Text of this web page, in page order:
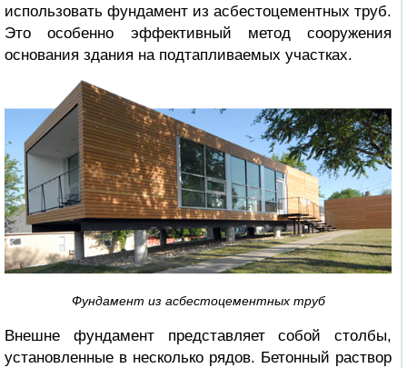
использовать фундамент из асбестоцементных труб.
Это особенно эффективный метод сооружения
основания здания на подтапливаемых участках.
Фундамент из асбестоцементных труб
Внешне фундамент представляет собой столбы,
установленные в несколько рядов. Бетонный раствор